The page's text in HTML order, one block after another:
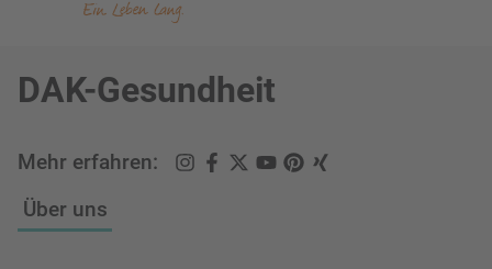
DAK-Gesundheit
Über uns
Mehr erfahren: